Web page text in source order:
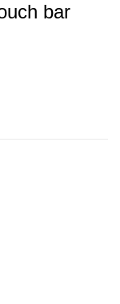
bar